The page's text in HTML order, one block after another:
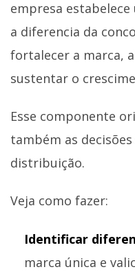
empresa estabelece
a diferencia da
fortalecer a marca,
sustentar o
Esse componente
também as
distribuição.
Veja como fazer:
Identificar
marca única e